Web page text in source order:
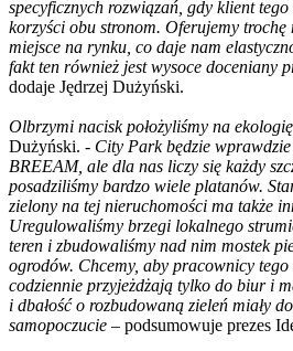
specyficznych rozwiązań, gdy klient
korzyści obu stronom. Oferujemy trochę
miejsce na rynku, co daje nam
fakt ten również jest wysoce doceniany
dodaje Jędrzej Dużyński.
Olbrzymi nacisk położyliśmy na
Dużyński. - City Park będzie
BREEAM, ale dla nas liczy się każdy
posadziliśmy bardzo wiele platanów.
zielony na tej nieruchomości ma także
Uregulowaliśmy brzegi lokalnego
teren i zbudowaliśmy nad nim mostek
ogrodów. Chcemy, aby pracownicy
codziennie przyjeżdżają tylko do biur i
i dbałość o rozbudowaną zieleń miały
samopoczucie – podsumowuje prezes